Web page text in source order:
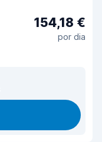
154,18 €
por dia